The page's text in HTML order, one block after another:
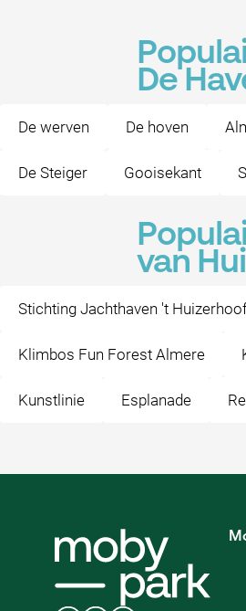
De
De werven De hoven
De Steiger Gooisekant
van
Stichting Jachthaven 't
Klimbos Fun Forest Almere
Kunstlinie Esplanade